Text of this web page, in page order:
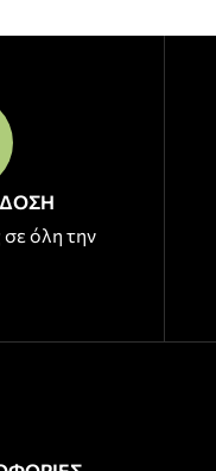
όλη την